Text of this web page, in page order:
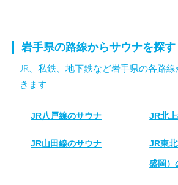
岩手県の路線からサウナを探す
JR、私鉄、地下鉄など岩手県の各路
きます
JR八戸線のサウナ JR北
JR山田線のサウナ JR東
盛岡）